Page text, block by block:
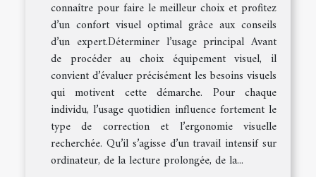
connaître pour faire le meilleur choix et profitez
d’un confort visuel optimal grâce aux conseils
d’un expert.Déterminer l’usage principal Avant
de procéder au choix équipement visuel, il
convient d’évaluer précisément les besoins visuels
qui motivent cette démarche. Pour chaque
individu, l’usage quotidien influence fortement le
type de correction et l’ergonomie visuelle
recherchée. Qu’il s’agisse d’un travail intensif sur
ordinateur, de la lecture prolongée, de la...